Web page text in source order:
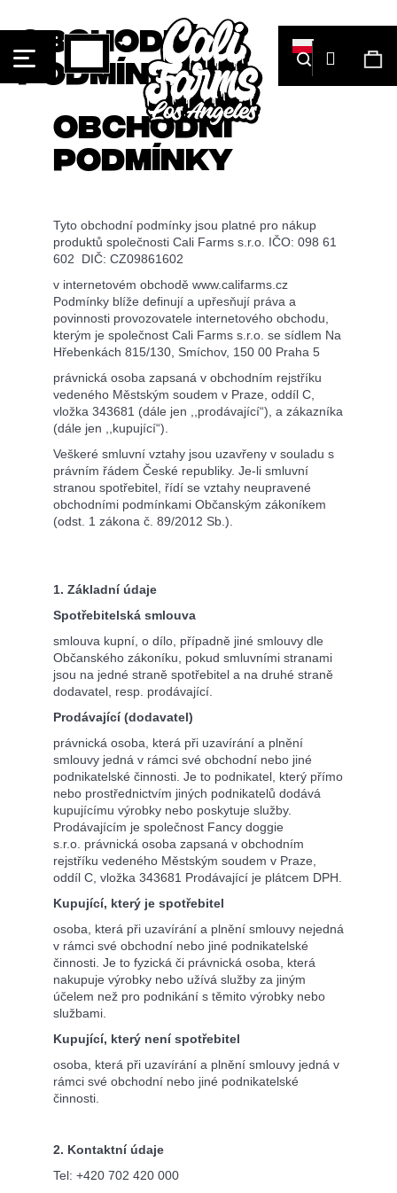
SzukajZaloguj
się
Obchodní
podmínky
Obchodní
podmínky
Tyto obchodní podmínky jsou platné pro nákup
produktů společnosti Cali Farms s.r.o. IČO: 098 61
602 DIČ: CZ09861602
v internetovém obchodě www.califarms.cz
Podmínky blíže definují a upřesňují práva a
povinnosti provozovatele internetového obchodu,
kterým je společnost Cali Farms s.r.o. se sídlem Na
Hřebenkách 815/130, Smíchov, 150 00 Praha 5
právnická osoba zapsaná v obchodním rejstříku
vedeného Městským soudem v Praze, oddíl C,
vložka 343681 (dále jen ,,prodávající“), a zákazníka
(dále jen ,,kupující“).
Veškeré smluvní vztahy jsou uzavřeny v souladu s
právním řádem České republiky. Je-li smluvní
stranou spotřebitel, řídí se vztahy neupravené
obchodními podmínkami Občanským zákoníkem
(odst. 1 zákona č. 89/2012 Sb.).
1. Základní údaje
Spotřebitelská smlouva
smlouva kupní, o dílo, případně jiné smlouvy dle
Občanského zákoníku, pokud smluvními stranami
jsou na jedné straně spotřebitel a na druhé straně
dodavatel, resp. prodávající.
Prodávající (dodavatel)
právnická osoba, která při uzavírání a plnění
smlouvy jedná v rámci své obchodní nebo jiné
podnikatelské činnosti. Je to podnikatel, který přímo
nebo prostřednictvím jiných podnikatelů dodává
kupujícímu výrobky nebo poskytuje služby.
Prodávajícím je společnost Fancy doggie
s.r.o. právnická osoba zapsaná v obchodním
rejstříku vedeného Městským soudem v Praze,
oddíl C, vložka 343681 Prodávající je plátcem DPH.
Kupující, který je spotřebitel
osoba, která při uzavírání a plnění smlouvy nejedná
v rámci své obchodní nebo jiné podnikatelské
činnosti. Je to fyzická či právnická osoba, která
nakupuje výrobky nebo užívá služby za jiným
účelem než pro podnikání s těmito výrobky nebo
službami.
Kupující, který není spotřebitel
osoba, která při uzavírání a plnění smlouvy jedná v
rámci své obchodní nebo jiné podnikatelské
činnosti.
2. Kontaktní údaje
Tel: +420 702 420 000
Z
powrotem
Z
powrotem
Czego
szukasz?
Polecamy